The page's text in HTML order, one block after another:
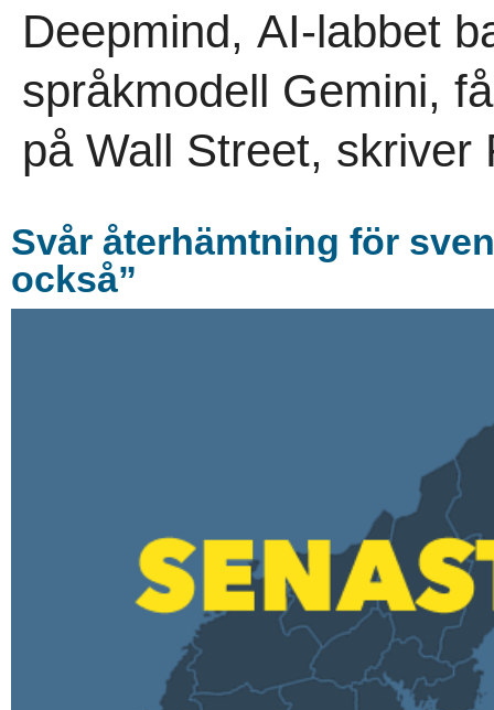
Deepmind, AI-labbet
språkmodell Gemini,
på Wall Street, skriver
Svår återhämtning för
också”